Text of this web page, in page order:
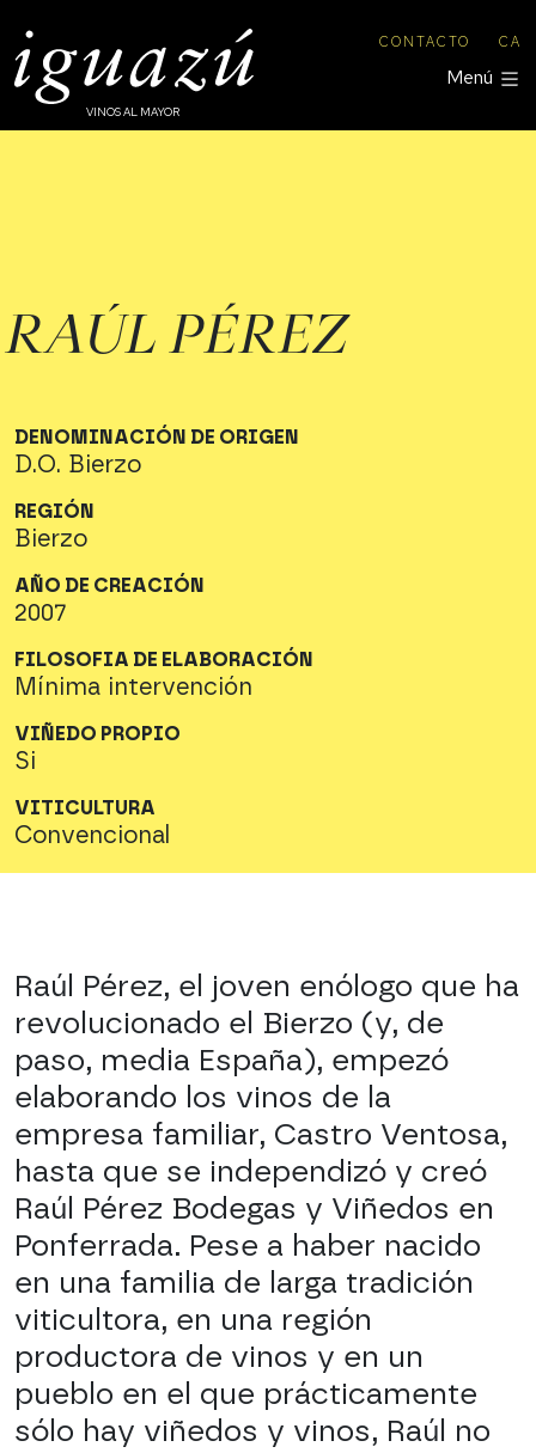
CONTACTO CA
Menú
VINOS AL MAYOR
RAÚL PÉREZ
DENOMINACIÓN DE ORIGEN
D.O. Bierzo
REGIÓN
Bierzo
AÑO DE CREACIÓN
2007
FILOSOFIA DE ELABORACIÓN
Mínima intervención
VIÑEDO PROPIO
Si
VITICULTURA
Convencional
Raúl Pérez, el joven enólogo que ha
revolucionado el Bierzo (y, de
paso, media España), empezó
elaborando los vinos de la
empresa familiar, Castro Ventosa,
hasta que se independizó y creó
Raúl Pérez Bodegas y Viñedos en
Ponferrada. Pese a haber nacido
en una familia de larga tradición
viticultora, en una región
productora de vinos y en un
pueblo en el que prácticamente
sólo hay viñedos y vinos, Raúl no